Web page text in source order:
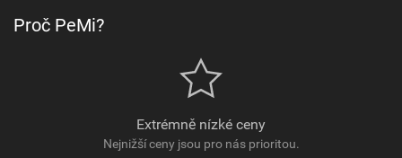
Proč PeMi?
Extrémně nízké ceny
Nejnižší ceny jsou pro nás prioritou.